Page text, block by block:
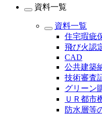
資料一覧
資料一覧
住宅瑕疵
飛び火認
CAD
公共建築
技術審査
グリーン
ＵＲ都市
防水層等